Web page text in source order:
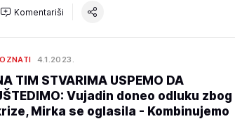
Komentariši
4.1.2023.
TIM STVARIMA USPEMO DA
Vujadin doneo odluku zbog
Mirka se oglasila - Kombinujemo